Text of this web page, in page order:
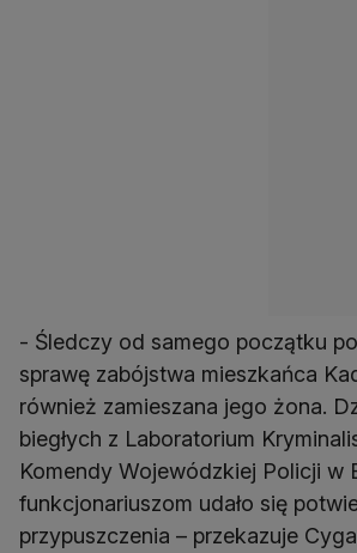
- Śledczy od samego początku
sprawę zabójstwa mieszkańca
również zamieszana jego żona.
biegłych z Laboratorium
Komendy Wojewódzkiej Policji w
funkcjonariuszom udało się
przypuszczenia – przekazuje